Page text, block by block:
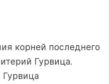
корней последнего
Гурвица.